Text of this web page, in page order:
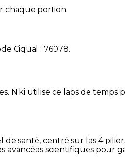
chaque portion.
Ciqual : 76078.
Niki utilise ce laps de temps
santé, centré sur les 4
avancées scientifiques pour